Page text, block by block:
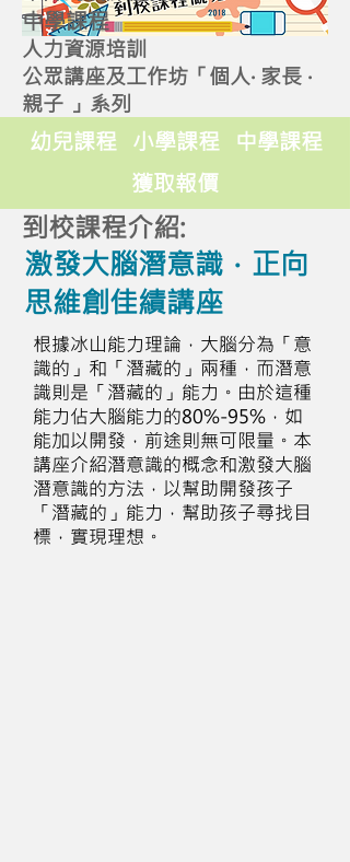
中學課程
人力資源培訓
公眾講座及工作坊「個人‧ 家長 ‧
親子 」系列
幼兒課程 小學課程
中學課程
獲取報價
到校課程介紹:
激發大腦潛意識．正向
思維創佳績講座
根據冰山能力理論，大腦分為「意
識的」和「潛藏的」兩種，而潛意
識則是「潛藏的」能力。由於這種
能力佔大腦能力的80%-95%，如
能加以開發，前途則無可限量。本
講座介紹潛意識的概念和激發大腦
潛意識的方法，以幫助開發孩子
「潛藏的」能力，幫助孩子尋找目
標，實現理想。